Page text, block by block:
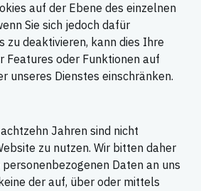
auf der Ebene des einzelnen
Sie sich jedoch dafür
zu deaktivieren, kann dies Ihre
Features oder Funktionen auf
unseres Dienstes einschränken.
Jahren sind nicht
zu nutzen. Wir bitten daher
Daten an uns
der auf, über oder mittels